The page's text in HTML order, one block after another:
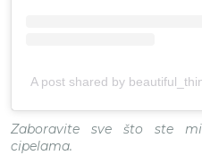
A post shared by
Zaboravite sve što ste
cipelama.